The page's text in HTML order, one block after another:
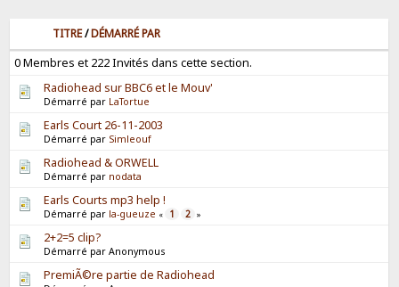
TITRE/DÉMARRÉ PAR
0 Membres et 222 Invités dans cette section.
Radiohead sur BBC6 et le Mouv'
Démarré par LaTortue
Earls Court 26-11-2003
Démarré par Simleouf
Radiohead & ORWELL
Démarré par nodata
Earls Courts mp3 help !
Démarré par la-gueuze « 1 2 »
2+2=5 clip?
Démarré par Anonymous
PremiÃ©re partie de Radiohead